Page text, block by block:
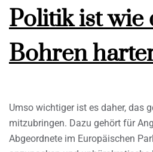
Politik ist wie
Bohren
Umso wichtiger ist es daher, das
mitzubringen. Dazu gehört für
Abgeordnete im Europäischen